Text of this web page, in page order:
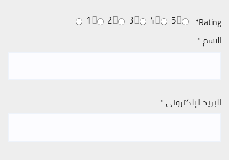
Rating
*
5
4
3
2
1
الاسم*
البريد الإلكتروني*